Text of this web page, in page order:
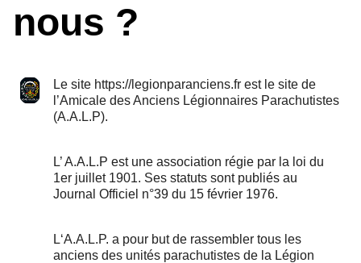
nous ?
Le site https://legionparanciens.fr est le site de
l’Amicale des Anciens Légionnaires Parachutistes
(A.A.L.P).
L’ A.A.L.P est une association régie par la loi du
1er juillet 1901. Ses statuts sont publiés au
Journal Officiel n°39 du 15 février 1976.
L‘A.A.L.P. a pour but de rassembler tous les
anciens des unités parachutistes de la Légion